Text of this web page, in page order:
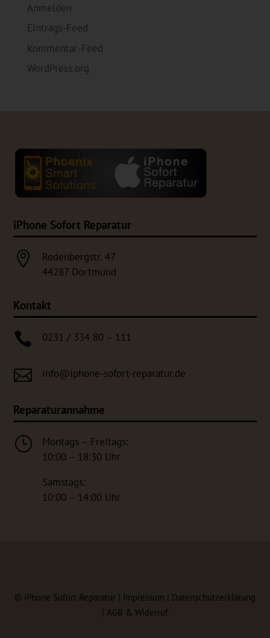
Anmelden
Eintrags-Feed
Kommentar-Feed
WordPress.org
iPhone Sofort Reparatur

Rodenbergstr. 47
44287 Dortmund
Kontakt
 0231 / 334 80 – 111
 info@iphone-sofort-reparatur.de
Reparaturannahme
}
Montags – Freitags:
10:00 – 18:30 Uhr
Samstags:
10:00 – 14:00 Uhr
© iPhone Sofort Reparatur | Impressum | Datenschutzerklärung
| AGB & Widerruf